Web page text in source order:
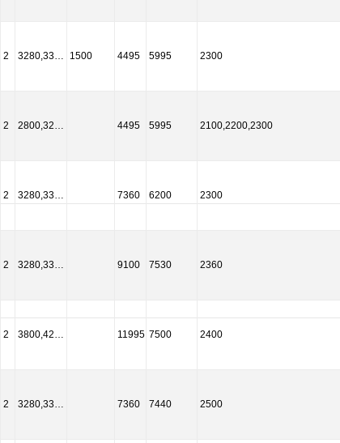
2 3280,3360,3600 1500 4495 5995 2300
2 2800,3280,3360,3600 4495 5995 2100,2200,2300
2 3280,3360,3600,3800 7360 6200 2300
2 3280,3360,3600,3800 9100 7530 2360
2 3800,4200,4500,3600,3280,3360 11995 7500 2400
2 3280,3360,3600,3800 7360 7440 2500